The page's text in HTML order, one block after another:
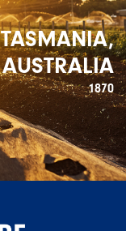
TASMANIA,
AUSTRALIA
1870